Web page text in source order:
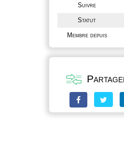
Suivre
Statut
Membre depuis